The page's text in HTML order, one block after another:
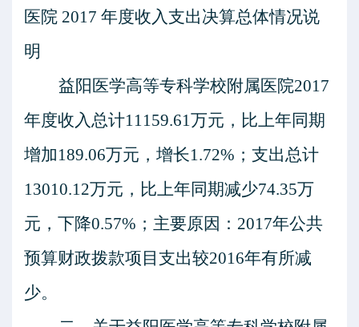
医院 2017 年度收入支出决算总体情况说
明
益阳医学高等专科学校附属医院2017
年度收入总计11159.61万元，比上年同期
增加189.06万元， 增长1.72%；支出总计
13010.12万元，比上年同期减少74.35万
元，下降0.57%；主要原因： 2017年公共
预算财政拨款项目支出较2016年有所减
少。